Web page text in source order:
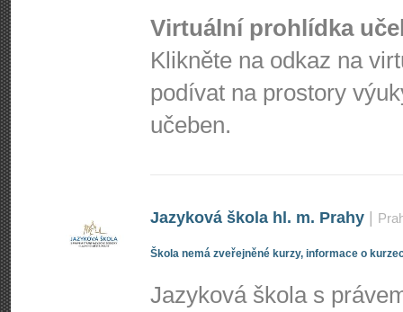
Virtuální prohlídka
Klikněte na odkaz na
podívat na prostory
učeben.
Jazyková škola hl. m. Prahy
Škola nemá zveřejněné kurzy, informace o
Jazyková škola s